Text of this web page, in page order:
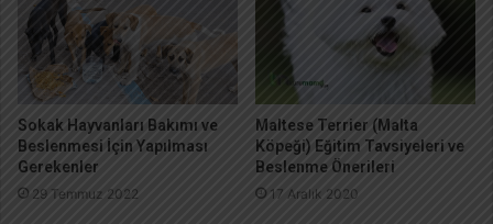
Sokak Hayvanları Bakımı ve
Beslenmesi İçin Yapılması
Gerekenler
29 Temmuz 2022
Maltese Terrier (Malta
Köpeği) Eğitim Tavsiyeleri ve
Beslenme Önerileri
17 Aralık 2020